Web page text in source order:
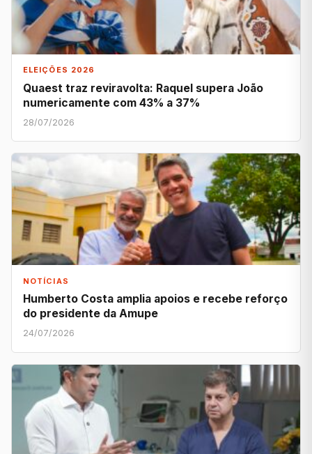
ELEIÇÕES 2026
Quaest traz reviravolta: Raquel supera João
numericamente com 43% a 37%
28/07/2026
NOTÍCIAS
Humberto Costa amplia apoios e recebe reforço
do presidente da Amupe
24/07/2026